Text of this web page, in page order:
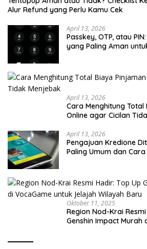
Alur Refund yang Perlu Kamu Cek
April 13, 2026
Passkey, OTP, atau
yang Paling Aman
April 13, 2026
Cara Menghitung Total
Online agar Cicilan
April 13, 2026
Pengajuan Kredione
Paling Umum dan
Oktober 11, 2025
Region Nod-Krai
Genshin Impact Murah